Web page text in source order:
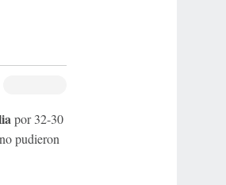
por 32-30
pudieron